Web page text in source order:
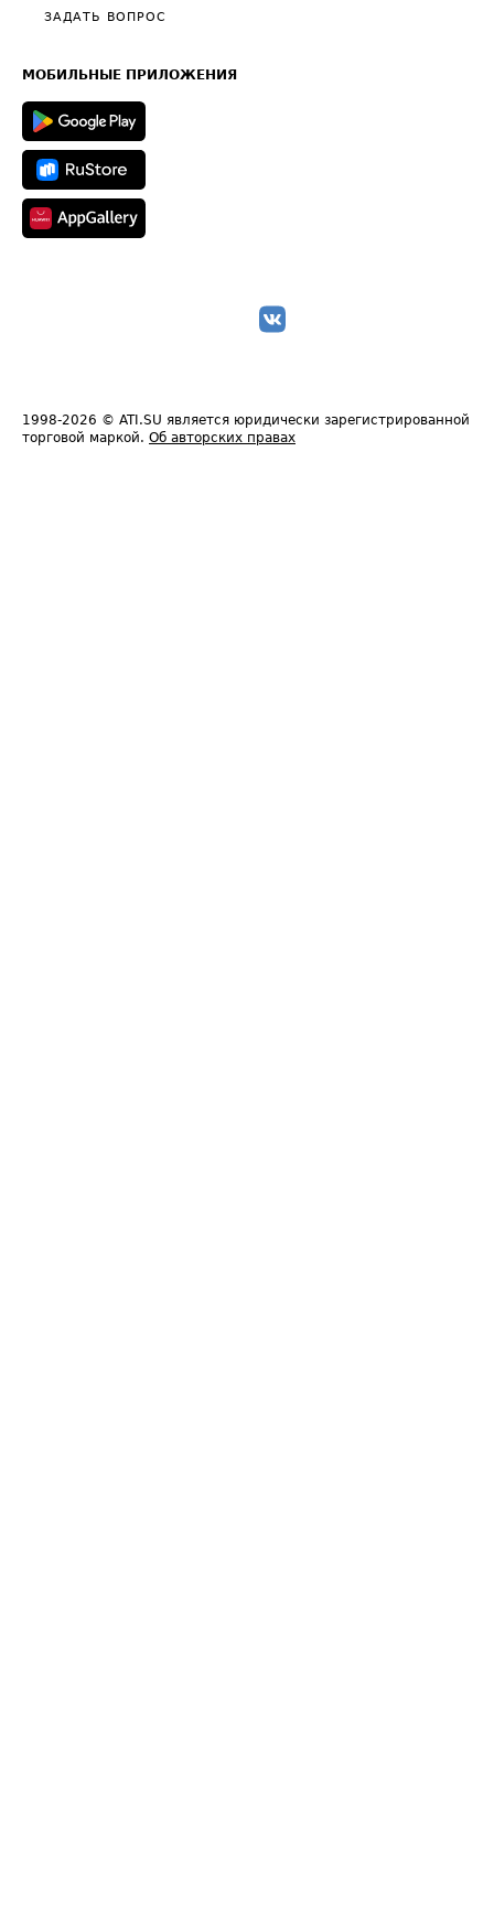
Общие положения
Полезное по перевозкам
Техническая информация
ЗАДАТЬ ВОПРОС
МОБИЛЬНЫЕ ПРИЛОЖЕНИЯ
1998-2026 © ATI.SU является юридически зарегистрированной
торговой маркой. Об авторских правах